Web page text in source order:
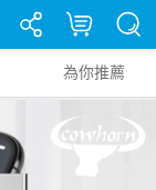
為你推薦